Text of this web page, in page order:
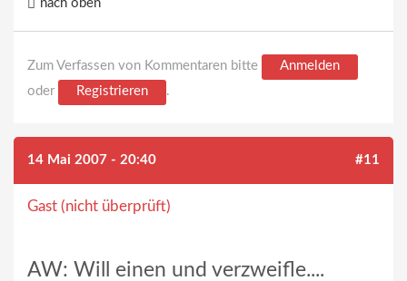
nach oben
Zum Verfassen von Kommentaren bitte
Anmelden
oder
Registrieren .
14 Mai 2007 - 20:40 #11
Gast (nicht überprüft)
AW: Will einen und verzweifle....